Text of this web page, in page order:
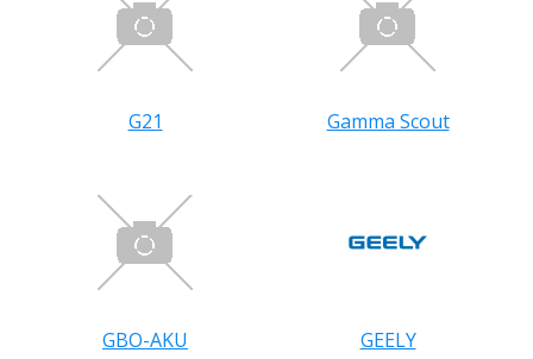
G21 Gamma Scout
GBO-AKU GEELY